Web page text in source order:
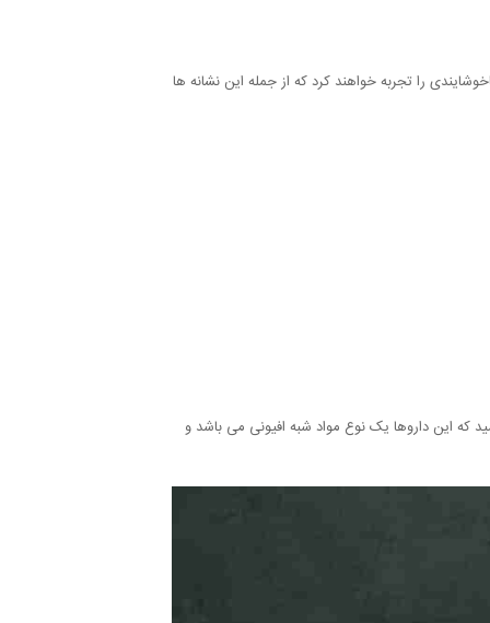
را تجربه خواهند کرد که از جمله این نشانه ها
که این داروها یک نوع مواد شبه افیونی می باشد و